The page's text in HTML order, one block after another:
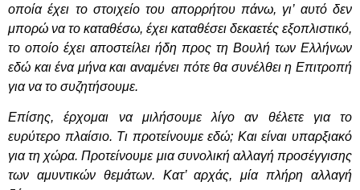
οποία έχει το στοιχείο του απορρήτου πάνω, γι’ αυτό δεν
μπορώ να το καταθέσω, έχει καταθέσει δεκαετές εξοπλιστικό,
το οποίο έχει αποστείλει ήδη προς τη Βουλή των Ελλήνων
εδώ και ένα μήνα και αναμένει πότε θα συνέλθει η Επιτροπή
για να το συζητήσουμε.
Επίσης, έρχομαι να μιλήσουμε λίγο αν θέλετε για το
ευρύτερο πλαίσιο. Τι προτείνουμε εδώ; Και είναι υπαρξιακό
για τη χώρα. Προτείνουμε μια συνολική αλλαγή προσέγγισης
των αμυντικών θεμάτων. Κατ’ αρχάς, μία πλήρη αλλαγή